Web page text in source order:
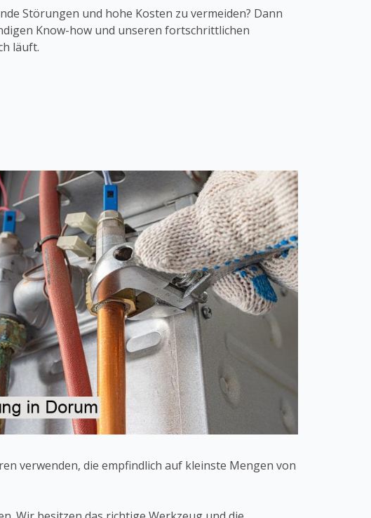
Störungen und hohe Kosten zu vermeiden? Dann
Know-how und unseren fortschrittlichen
läuft.
verwenden, die empfindlich auf kleinste Mengen von